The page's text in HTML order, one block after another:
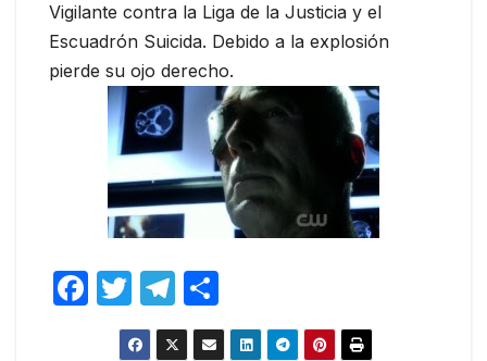
Vigilante contra la Liga de la Justicia y el
Escuadrón Suicida. Debido a la explosión
pierde su ojo derecho.
F
T
w
T
el o